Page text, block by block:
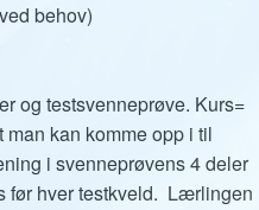
behov)
og testsvenneprøve. Kurs=
kan komme opp i til
i svenneprøvens 4 deler
før hver testkveld. Lærlingen